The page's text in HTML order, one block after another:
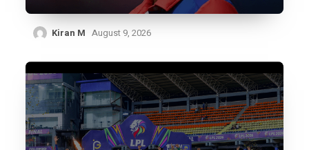
Kiran M August 9, 2026